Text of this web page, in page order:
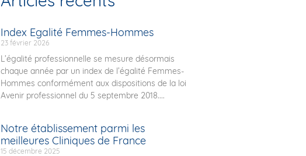
Index Egalité Femmes-Hommes
23 février 2026
L’égalité professionnelle se mesure désormais
chaque année par un index de l’égalité Femmes-
Hommes conformément aux dispositions de la loi
Avenir professionnel du 5 septembre 2018....
Notre établissement parmi les
meilleures Cliniques de France
15 décembre 2025